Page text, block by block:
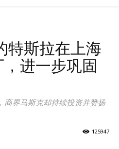
特斯拉在上海
进一步巩固
商界马斯克却持续投资并赞扬
125947